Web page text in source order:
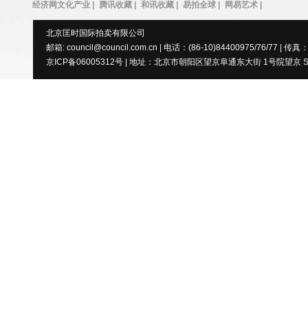
经济网文化产业 |
腾讯收藏 | 和讯收藏 | 易拍全球 | 网易艺术 |
北京匡时国际拍卖有限公司
邮箱: council@council.com.cn | 电话：(86-10)84400975/76/77 | 传真
京ICP备06005312号 | 地址：北京市朝阳区望京阜通东大街 1号院望京